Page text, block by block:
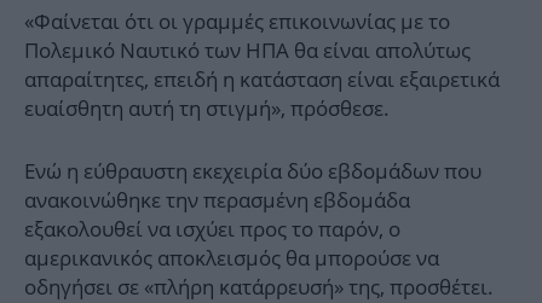
«Φαίνεται ότι οι γραμμές επικοινωνίας με το
Πολεμικό Ναυτικό των ΗΠΑ θα είναι απολύτως
απαραίτητες, επειδή η κατάσταση είναι εξαιρετικά
ευαίσθητη αυτή τη στιγμή», πρόσθεσε.
Ενώ η εύθραυστη εκεχειρία δύο εβδομάδων που
ανακοινώθηκε την περασμένη εβδομάδα
εξακολουθεί να ισχύει προς το παρόν, ο
αμερικανικός αποκλεισμός θα μπορούσε να
οδηγήσει σε «πλήρη κατάρρευσή» της, προσθέτει.